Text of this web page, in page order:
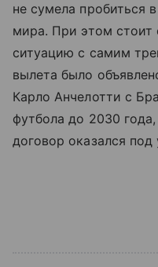
не сумела пробиться
мира. При этом стоит
ситуацию с самим
вылета было
Карло Анчелотти с
футбола до 2030
договор оказался